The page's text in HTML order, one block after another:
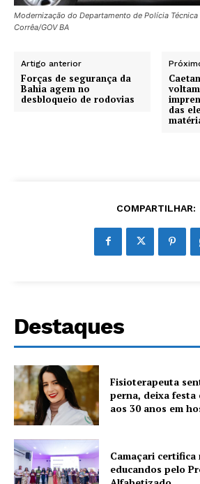
Modernização do Departamento de Polícia
Corrêa/GOV BA
Artigo anterior
Forças de segurança da
Bahia agem no
desbloqueio de rodovias
das
COMPARTILHAR:
Destaques
Fisioterapeuta
perna, deixa festa
aos 30 anos em
Camaçari certifica
educandos pelo